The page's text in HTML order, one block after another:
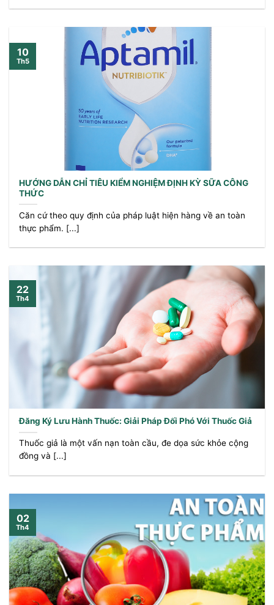
HƯỚNG DẪN CHỈ TIÊU KIỂM NGHIỆM ĐỊNH KỲ SỮA CÔNG
THỨC
Căn cứ theo quy định của pháp luật hiện hàng về an toàn
thực phẩm. [...]
10
Th5
Đăng Ký Lưu Hành Thuốc: Giải Pháp Đối Phó Với Thuốc Giả
Thuốc giả là một vấn nạn toàn cầu, đe dọa sức khỏe cộng
đồng và [...]
22
Th4
02
Th4